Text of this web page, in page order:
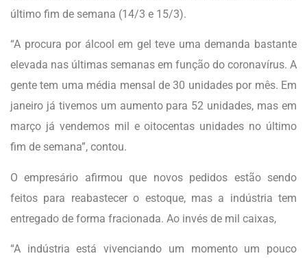
último fim de semana (14/3 e 15/3).
“A procura por álcool em gel teve uma demanda bastante
elevada nas últimas semanas em função do coronavírus. A
gente tem uma média mensal de 30 unidades por mês. Em
janeiro já tivemos um aumento para 52 unidades, mas em
março já vendemos mil e oitocentas unidades no último
fim de semana”, contou.
O empresário afirmou que novos pedidos estão sendo
feitos para reabastecer o estoque, mas a indústria tem
entregado de forma fracionada. Ao invés de mil caixas,
“A indústria está vivenciando um momento um pouco